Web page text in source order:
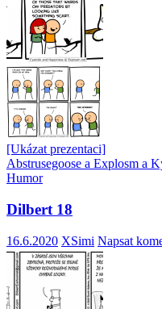
[Ukázat prezentaci]
Abstrusegoose a Explosm a
Humor
Dilbert 18
16.6.2020 XSimi Napsat